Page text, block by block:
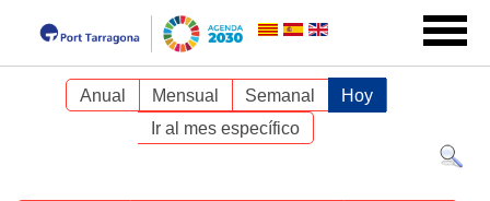
Anual Mensual Semanal
Hoy
Ir al mes específico